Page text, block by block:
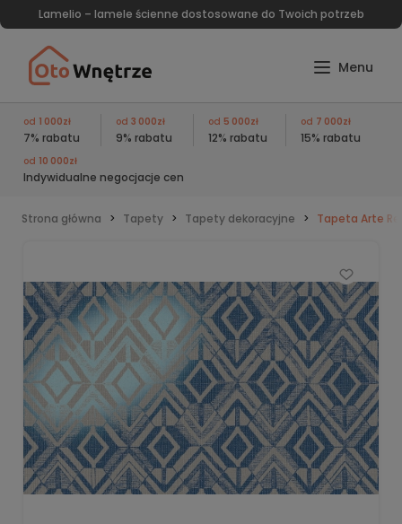
Lamelio – lamele ścienne dostosowane do Twoich potrzeb
od 1 000zł
7% rabatu
od 3 000zł
9% rabatu
od 5 000zł
12% rabatu
od 7 000zł
15% rabatu
od 10 000zł
Indywidualne negocjacje cen
Strona główna Tapety Tapety dekoracyjne Tapeta Arte